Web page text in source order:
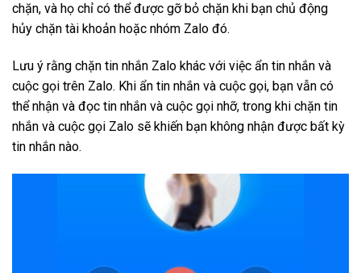
chặn, và họ chỉ có thể được gỡ bỏ chặn khi bạn chủ động
hủy chặn tài khoản hoặc nhóm Zalo đó.
Lưu ý rằng chặn tin nhắn Zalo khác với việc ẩn tin nhắn và
cuộc gọi trên Zalo. Khi ẩn tin nhắn và cuộc gọi, bạn vẫn có
thể nhận và đọc tin nhắn và cuộc gọi nhỡ, trong khi chặn tin
nhắn và cuộc gọi Zalo sẽ khiến bạn không nhận được bất kỳ
tin nhắn nào.